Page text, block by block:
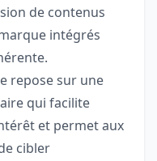
de contenus
intégrés
repose sur une
qui facilite
et permet aux
cibler